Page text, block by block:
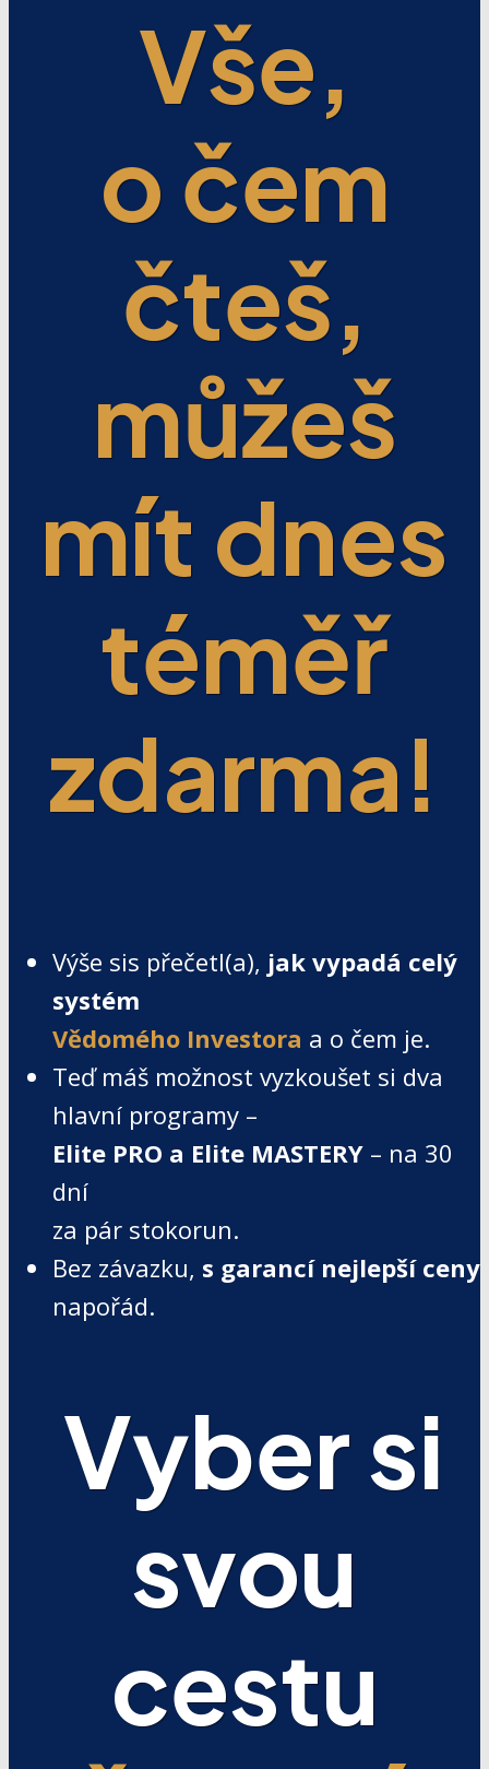
Vše,
o čem
čteš,
můžeš
mít dnes
téměř
zdarma!
Výše sis přečetl(a), jak vypadá celý
systém
Vědomého Investora a o čem je.
Teď máš možnost vyzkoušet si dva
hlavní programy –
Elite PRO a Elite MASTERY – na 30
dní
za pár stokorun.
Bez závazku, s garancí nejlepší ceny
napořád.
Vyber si
svou
cestu